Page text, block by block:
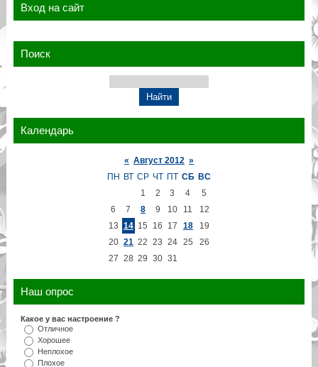
Вход на сайт
Поиск
Календарь
« Август 2012 »
ПН ВТ СР ЧТ ПТ СБ ВС
1
2 3 4
5
6
7 8 9 10 11
12
13 14 15 16 17 18
19
20 21 22 23 24 25
26
27 28 29 30 31
Наш опрос
Какое у вас настроение ?
Отличное
Хорошее
Неплохое
Плохое